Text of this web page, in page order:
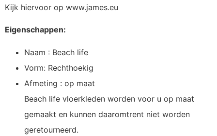
Kijk hiervoor op www.james.eu
Eigenschappen:
Naam : Beach life
Vorm: Rechthoekig
Afmeting : op maat
Beach life vloerkleden worden voor u op maat
gemaakt en kunnen daaromtrent niet worden
geretourneerd.